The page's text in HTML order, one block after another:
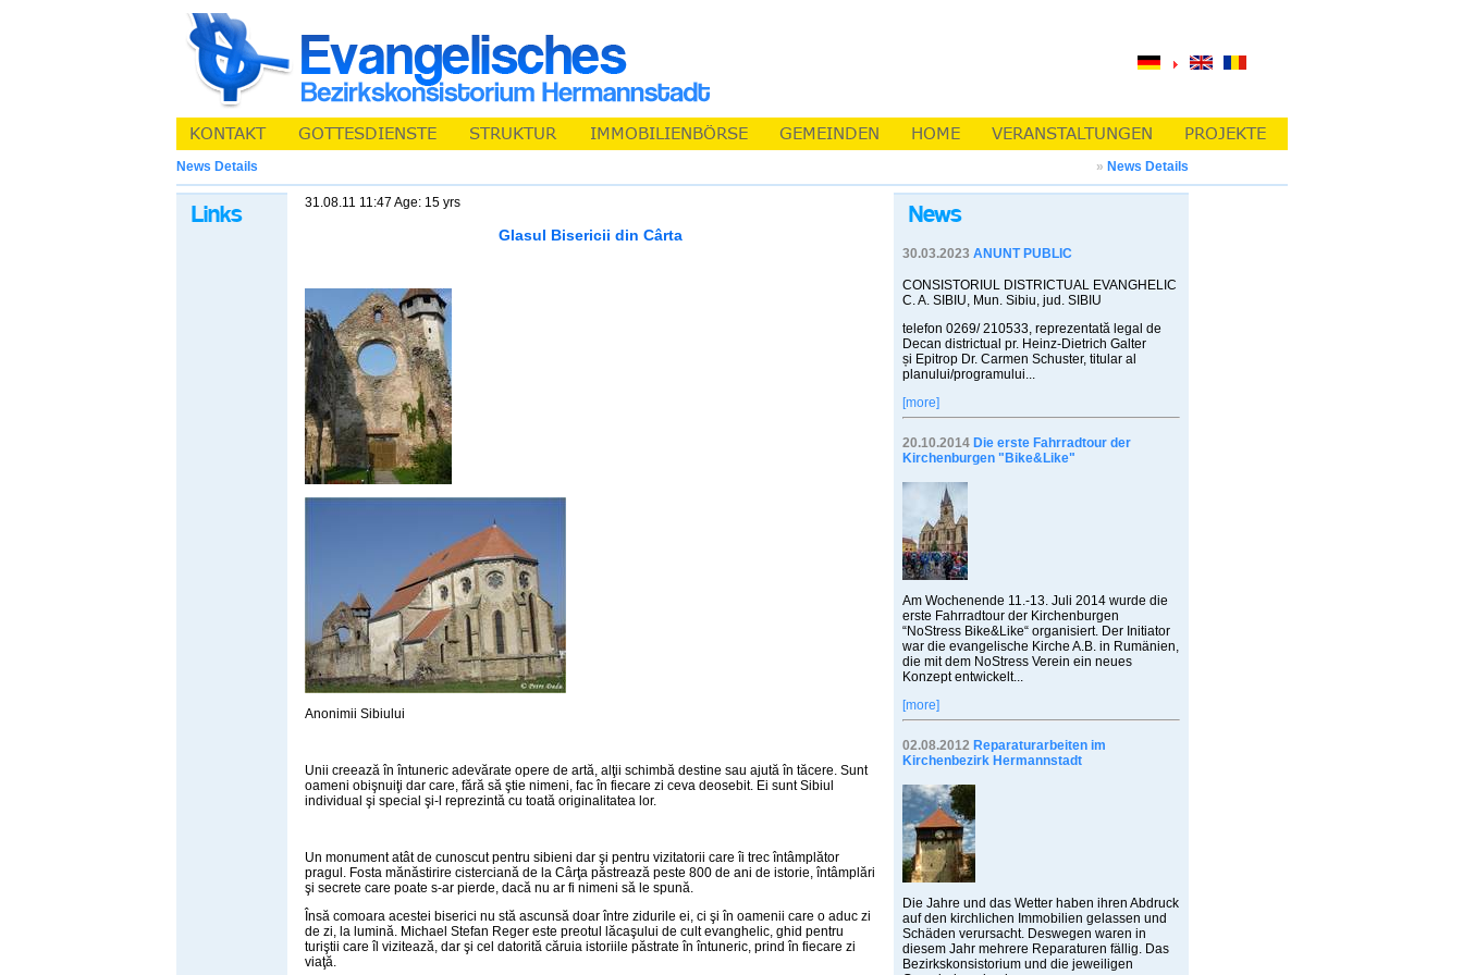
News Details » News Details
31.08.11 11:47 Age: 15 yrs
Glasul Bisericii din Cârta
Anonimii Sibiului
Unii creează în întuneric adevărate opere de artă, alţii schimbă destine sau ajută în tăcere. Sunt
oameni obişnuiţi dar care, fără să ştie nimeni, fac în fiecare zi ceva deosebit. Ei sunt Sibiul
individual şi special şi-l reprezintă cu toată originalitatea lor.
Un monument atât de cunoscut pentru sibieni dar şi pentru vizitatorii care îi trec întâmplător
pragul. Fosta mănăstirire cisterciană de la Cârţa păstrează peste 800 de ani de istorie, întâmplări
şi secrete care poate s-ar pierde, dacă nu ar fi nimeni să le spună.
Însă comoara acestei biserici nu stă ascunsă doar între zidurile ei, ci şi în oamenii care o aduc zi
de zi, la lumină. Michael Stefan Reger este preotul lăcaşului de cult evanghelic, ghid pentru
turiştii care îl vizitează, dar şi cel datorită căruia istoriile păstrate în întuneric, prind în fiecare zi
viaţă.
30.03.2023 ANUNT PUBLIC
CONSISTORIUL DISTRICTUAL EVANGHELIC
C. A. SIBIU, Mun. Sibiu, jud. SIBIU
telefon 0269/ 210533, reprezentată legal de
Decan districtual pr. Heinz-Dietrich Galter
și Epitrop Dr. Carmen Schuster, titular al
planului/programului...
[more]
20.10.2014 Die erste Fahrradtour der
Kirchenburgen "Bike&Like"
Am Wochenende 11.-13. Juli 2014 wurde die
erste Fahrradtour der Kirchenburgen
“NoStress Bike&Like“ organisiert. Der Initiator
war die evangelische Kirche A.B. in Rumänien,
die mit dem NoStress Verein ein neues
Konzept entwickelt...
[more]
02.08.2012 Reparaturarbeiten im
Kirchenbezirk Hermannstadt
Die Jahre und das Wetter haben ihren Abdruck
auf den kirchlichen Immobilien gelassen und
Schäden verursacht. Deswegen waren in
diesem Jahr mehrere Reparaturen fällig. Das
Bezirkskonsistorium und die jeweiligen